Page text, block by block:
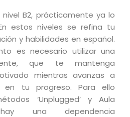
nivel B2, prácticamente ya lo
estos niveles se refina tu
y habilidades en español.
es necesario utilizar una
que te mantenga
mientras avanzas a
en tu progreso. Para ello
‘Unplugged’ y Aula
una dependencia